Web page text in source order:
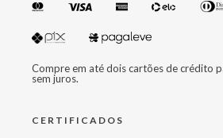
Compre em até dois cartões de crédito
sem juros.
CERTIFICADOS